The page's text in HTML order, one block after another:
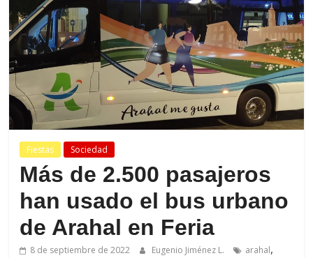
Arahal
Fiestas Sociedad
Más de 2.500 pasajeros
han usado el bus urbano
de Arahal en Feria
8 de septiembre de 2022 Eugenio Jiménez L. arahal,